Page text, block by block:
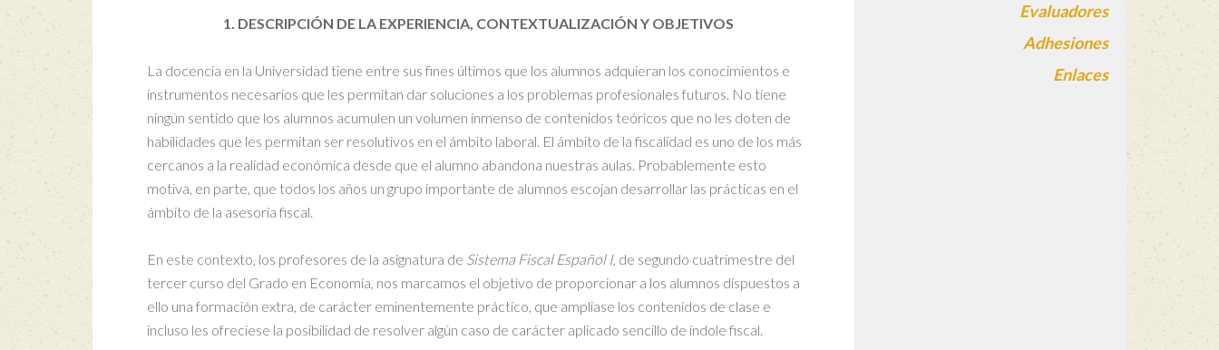
1. DESCRIPCIÓN DE LA EXPERIENCIA, CONTEXTUALIZACIÓN Y OBJETIVOS
La docencia en la Universidad tiene entre sus fines últimos que los alumnos adquieran los conocimientos e
instrumentos necesarios que les permitan dar soluciones a los problemas profesionales futuros. No tiene
ningún sentido que los alumnos acumulen un volumen inmenso de contenidos teóricos que no les doten de
habilidades que les permitan ser resolutivos en el ámbito laboral. El ámbito de la fiscalidad es uno de los más
cercanos a la realidad económica desde que el alumno abandona nuestras aulas. Probablemente esto
motiva, en parte, que todos los años un grupo importante de alumnos escojan desarrollar las prácticas en el
ámbito de la asesoría fiscal.
En este contexto, los profesores de la asignatura de Sistema Fiscal Español I, de segundo cuatrimestre del
tercer curso del Grado en Economía, nos marcamos el objetivo de proporcionar a los alumnos dispuestos a
ello una formación extra, de carácter eminentemente práctico, que ampliase los contenidos de clase e
incluso les ofreciese la posibilidad de resolver algún caso de carácter aplicado sencillo de índole fiscal.
Evaluadores
Adhesiones
Enlaces